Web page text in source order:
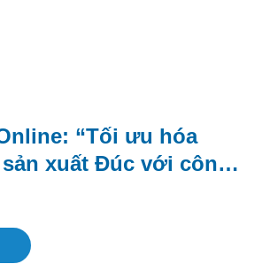
“Tối ưu hóa
xuất Đúc với công
3D”